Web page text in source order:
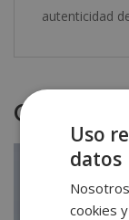
autenticidad
Otras
Uso
datos
cookies